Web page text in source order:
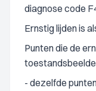
diagnose code
Ernstig lijden is
Punten die de
- dezelfde